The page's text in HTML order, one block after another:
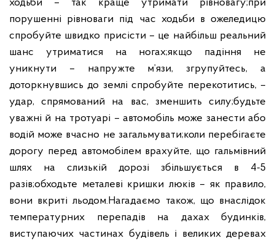
ходьби – так краще утримати рівновагу;при
порушенні рівноваги під час ходьби в ожеледицю
спробуйте швидко присісти – це найбільш реальний
шанс утриматися на ногах;якщо падіння не
уникнути – напружте м’язи, згрупуйтесь, а
доторкнувшись до землі спробуйте перекотитись, –
удар, спрямований на вас, зменшить силу;будьте
уважні й на тротуарі – автомобіль може занести або
водій може вчасно не загальмувати;коли перебігаєте
дорогу перед автомобілем врахуйте, що гальмівний
шлях на слизькій дорозі збільшується в 4-5
разів;обходьте металеві кришки люків – як правило,
вони вкриті льодом.Нагадаємо також, що внаслідок
температурних перепадів на дахах будинків,
виступаючих частинах будівель і великих деревах